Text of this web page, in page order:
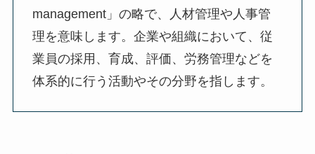
management」の略で、人材管理や人事管
理を意味します。企業や組織において、従
業員の採用、育成、評価、労務管理などを
体系的に行う活動やその分野を指します。